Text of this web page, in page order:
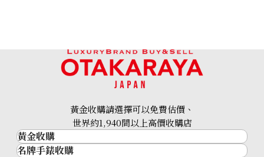
黃金收購請選擇可以免費估價、
世界約1,940間以上高價收購店
黃金收購
黃金･金條
名牌手錶收購